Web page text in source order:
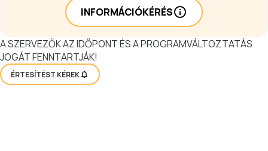
INFORMÁCIÓKÉRÉS
A SZERVEZŐK AZ IDŐPONT ÉS A PROGRAMVÁLTOZTATÁS
JOGÁT FENNTARTJÁK!
ÉRTESÍTÉST KÉREK